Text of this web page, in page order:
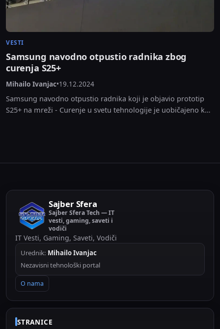
VESTI
Samsung navodno otpustio radnika zbog
curenja S25+
Mihailo Ivanjac•19.12.2024
Samsung navodno otpustio radnika koji je objavio prototip
S25+ na mreži - Curenje u svetu tehnologije je uobičajeno kao
Sajber Sfera
Sajber Sfera Tech — IT
vesti, gaming, saveti i
vodiči
IT Vesti, Gaming, Saveti, Vodiči
Urednik: Mihailo Ivanjac
Nezavisni tehnološki portal
O nama
STRANICE